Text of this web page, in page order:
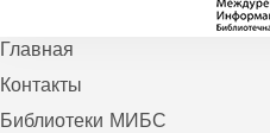
Главная
Контакты
Библиотеки МИБС